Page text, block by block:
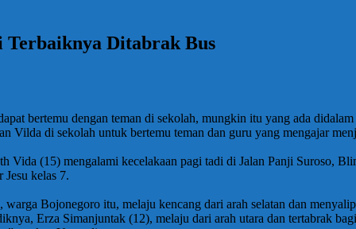
Terbaiknya Ditabrak Bus
bertemu dengan teman di sekolah, mungkin itu yang ada
Vilda di sekolah untuk bertemu teman dan guru yang mengajar
(15) mengalami kecelakaan pagi tadi di Jalan Panji Suroso,
kelas 7.
Bojonegoro itu, melaju kencang dari arah selatan dan
Erza Simanjuntak (12), melaju dari arah utara dan tertabrak